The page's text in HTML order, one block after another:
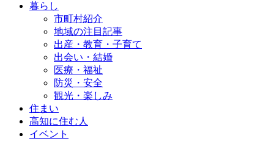
暮らし
市町村紹介
地域の注目記事
出産・教育・子育て
出会い・結婚
医療・福祉
防災・安全
観光・楽しみ
住まい
高知に住む人
イベント